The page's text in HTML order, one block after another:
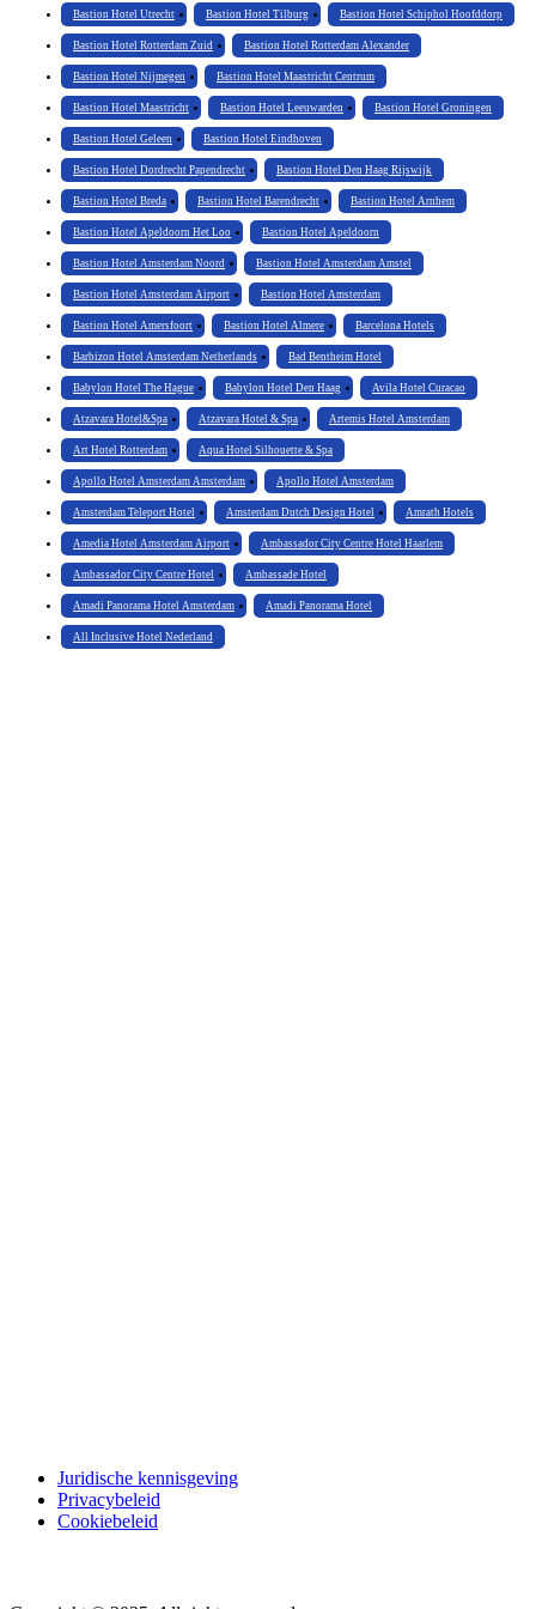
Bastion Hotel Utrecht Bastion Hotel Tilburg Bastion Hotel Schiphol Hoofddorp
Bastion Hotel Rotterdam Zuid Bastion Hotel Rotterdam Alexander
Bastion Hotel Nijmegen Bastion Hotel Maastricht Centrum
Bastion Hotel Maastricht Bastion Hotel Leeuwarden Bastion Hotel Groningen
Bastion Hotel Geleen Bastion Hotel Eindhoven
Bastion Hotel Dordrecht Papendrecht Bastion Hotel Den Haag Rijswijk
Bastion Hotel Breda Bastion Hotel Barendrecht Bastion Hotel Arnhem
Bastion Hotel Apeldoorn Het Loo Bastion Hotel Apeldoorn
Bastion Hotel Amsterdam Noord Bastion Hotel Amsterdam Amstel
Bastion Hotel Amsterdam Airport Bastion Hotel Amsterdam
Bastion Hotel Amersfoort Bastion Hotel Almere Barcelona Hotels
Barbizon Hotel Amsterdam Netherlands Bad Bentheim Hotel
Babylon Hotel The Hague Babylon Hotel Den Haag Avila Hotel Curacao
Atzavara Hotel&Spa Atzavara Hotel & Spa Artemis Hotel Amsterdam
Art Hotel Rotterdam Aqua Hotel Silhouette & Spa
Apollo Hotel Amsterdam Amsterdam Apollo Hotel Amsterdam
Amsterdam Teleport Hotel Amsterdam Dutch Design Hotel Amrath Hotels
Amedia Hotel Amsterdam Airport Ambassador City Centre Hotel Haarlem
Ambassador City Centre Hotel Ambassade Hotel
Amadi Panorama Hotel Amsterdam Amadi Panorama Hotel
All Inclusive Hotel Nederland
Juridische kennisgeving
Privacybeleid
Cookiebeleid